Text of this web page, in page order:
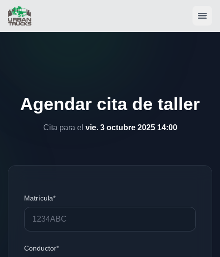
Agendar cita de taller
Cita para el vie. 3 octubre 2025 14:00
Matrícula*
Conductor*